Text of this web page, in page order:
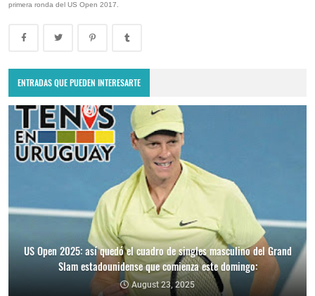
primera ronda del US Open 2017.
ENTRADAS QUE PUEDEN INTERESARTE
US Open 2025: así quedó el cuadro de singles masculino del Grand
Slam estadounidense que comienza este domingo:
August 23, 2025